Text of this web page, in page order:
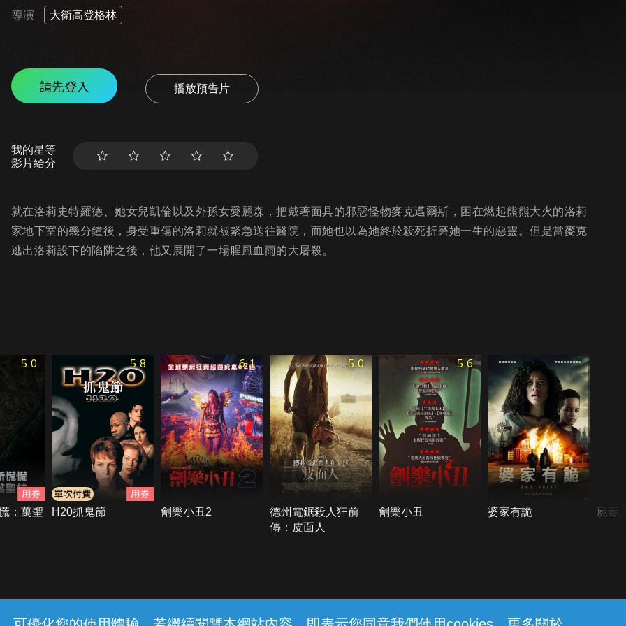
導演 大衛高登格林
請先登入 播放預告片
我的星等
影片給分
就在洛莉史特羅德、她女兒凱倫以及外孫女愛麗森，把戴著面具的邪惡怪物麥克邁爾斯，困在燃起熊熊大火的洛莉
家地下室的幾分鐘後，身受重傷的洛莉就被緊急送往醫院，而她也以為她終於殺死折磨她一生的惡靈。但是當麥克
逃出洛莉設下的陷阱之後，他又展開了一場腥風血雨的大屠殺。
5.0
：萬聖
5.8
H20抓鬼節
6.1
劊樂小丑2
5.0
德州電鋸殺人狂前
傳：皮面人
5.6
劊樂小丑 婆家有詭 屍毒
線上客服 服務條款 隱私權保護